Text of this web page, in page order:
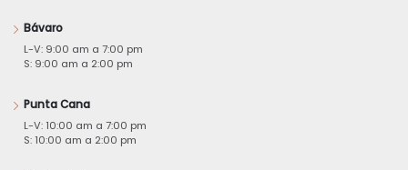
Bávaro
L-V: 9:00 am a 7:00 pm
S: 9:00 am a 2:00 pm
Punta Cana
L-V: 10:00 am a 7:00 pm
S: 10:00 am a 2:00 pm